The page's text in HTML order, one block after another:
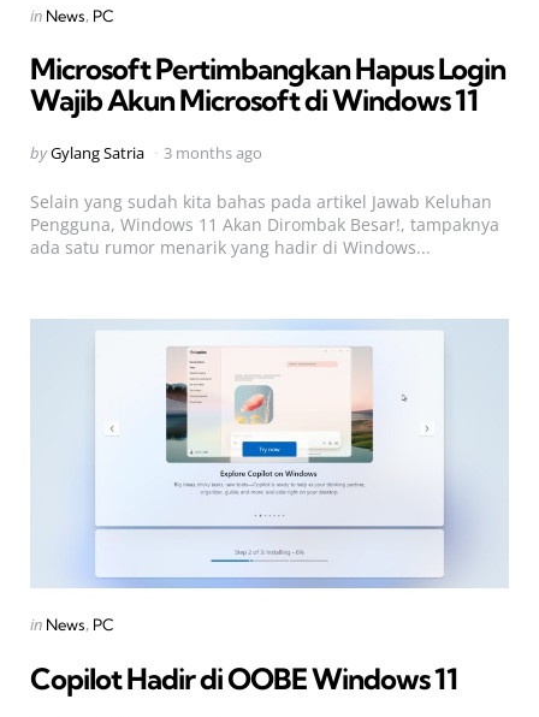
Categories
Posted
in News PC
Microsoft Pertimbangkan Hapus Login
Wajib Akun Microsoft di Windows 11
Posted
byGylang Satria 3 months ago
Selain yang sudah kita bahas pada artikel Jawab Keluhan
Pengguna, Windows 11 Akan Dirombak Besar!, tampaknya
ada satu rumor menarik yang hadir di Windows...
Categories
Posted
in News PC
Copilot Hadir di OOBE Windows 11